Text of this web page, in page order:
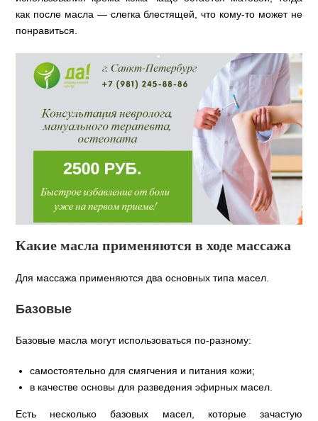
как после масла — слегка блестящей, что кому-то может не
понравиться.
Какие масла применяются в ходе массажа
Для массажа применяются два основных типа масел.
Базовые
Базовые масла могут использоваться по-разному:
самостоятельно для смягчения и питания кожи;
в качестве основы для разведения эфирных масел.
Есть несколько базовых масел, которые зачастую